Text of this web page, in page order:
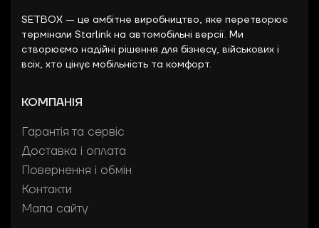
SETBOX — це амбітне виробництво, яке перетворює
термінали Starlink на автомобільні версії. Ми
створюємо надійні рішення для бізнесу, військових і
всіх, хто цінує мобільність та комфорт.
КОМПАНІЯ
Гарантія та сервіс
Доставка і оплата
Повернення і обмін
Контакти
Мапа сайту